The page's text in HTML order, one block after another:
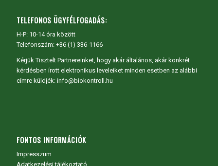
TELEFONOS ÜGYFÉLFOGADÁS:
H-P: 10-14 óra között
Telefonszám: +36 (1) 336-1166
Kérjük Tisztelt Partnereinket, hogy akár általános, akár konkrét
kérdésben írott elektronikus leveleiket minden esetben az alábbi
címre küldjék: info@biokontroll.hu
FONTOS INFORMÁCIÓK
Impresszum
Adatkezelési tájékoztató